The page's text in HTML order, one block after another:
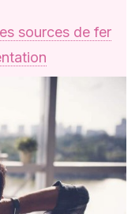
sources de fer